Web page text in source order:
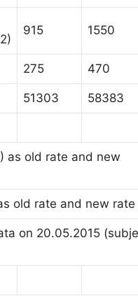
915 1550
275 470
51303 58383
as old rate and new
old rate and new rate
on 20.05.2015